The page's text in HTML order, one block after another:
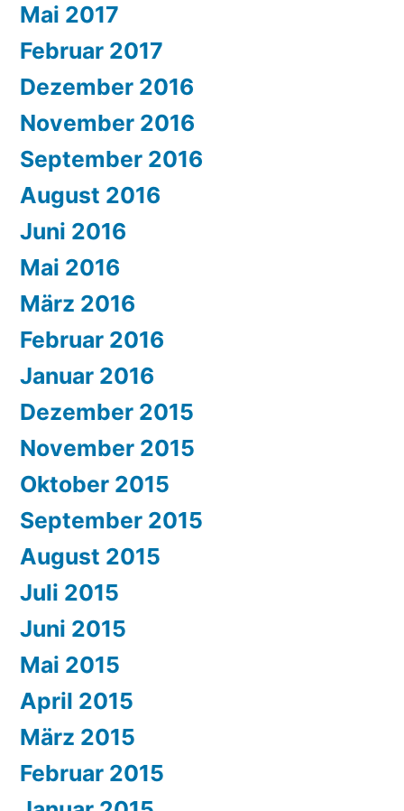
Mai 2017
Februar 2017
Dezember 2016
November 2016
September 2016
August 2016
Juni 2016
Mai 2016
März 2016
Februar 2016
Januar 2016
Dezember 2015
November 2015
Oktober 2015
September 2015
August 2015
Juli 2015
Juni 2015
Mai 2015
April 2015
März 2015
Februar 2015